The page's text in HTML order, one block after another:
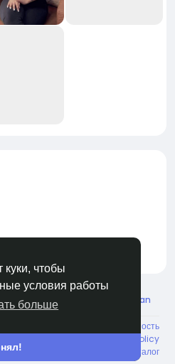
куки, чтобы
условия работы
больше Russian
Конфиденциальность
Refund and return policy
Каталог